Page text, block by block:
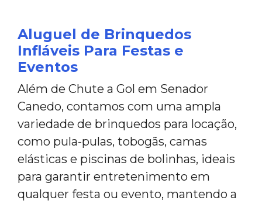
Aluguel de Brinquedos
Infláveis Para Festas e
Eventos
Além de Chute a Gol em Senador
Canedo, contamos com uma ampla
variedade de brinquedos para locação,
como pula-pulas, tobogãs, camas
elásticas e piscinas de bolinhas, ideais
para garantir entretenimento em
qualquer festa ou evento, mantendo a